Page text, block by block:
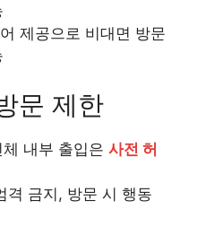
제공으로 비대면 방문
문 제한
내부 출입은 사전 허
격 금지, 방문 시 행동